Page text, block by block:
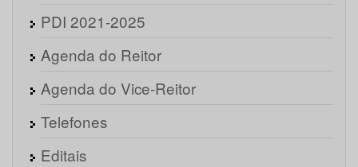
PDI 2021-2025
Agenda do Reitor
Agenda do Vice-Reitor
Telefones
Editais